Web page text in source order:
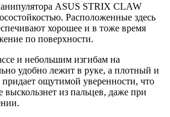
ASUS STRIX CLAW
Расположенные здесь
хорошее и в тоже время
по поверхности.
и небольшим изгибам на
удобно лежит в руке, а плотный и
ощутимой уверенности, что
выскользнет из пальцев, даже при